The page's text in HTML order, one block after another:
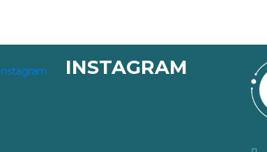
INSTAGRAM